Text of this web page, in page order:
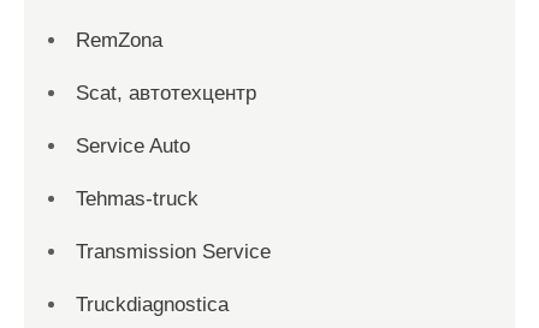
RemZona
Scat, автотехцентр
Service Auto
Tehmas-truck
Transmission Service
Truckdiagnostica